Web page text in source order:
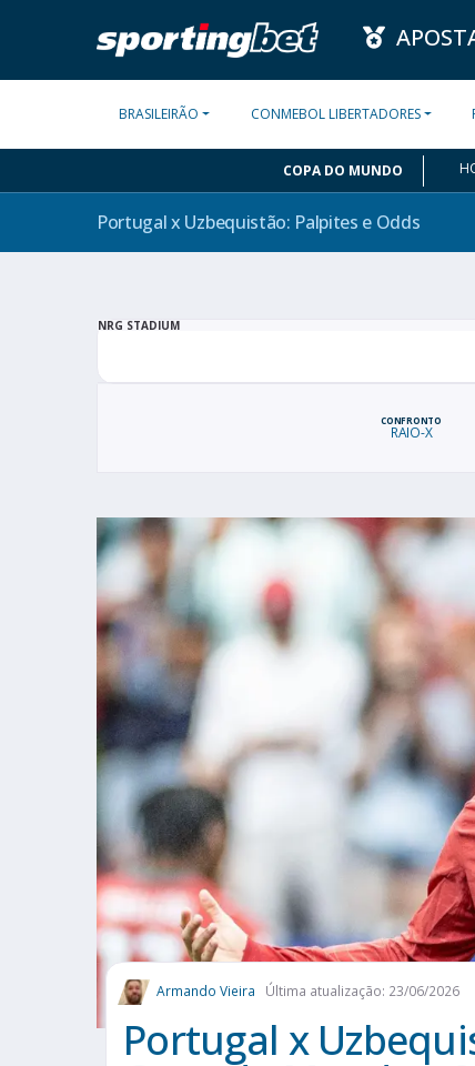
BRASILEIRÃO CONMEBOL LIBERTADORES
COPA DO MUNDO
Portugal x Uzbequistão: Palpites e Odds
NRG STADIUM
CONFRONTO
RAIO-X
Armando Vieira Última atualização: 23/06/2026
Portugal x